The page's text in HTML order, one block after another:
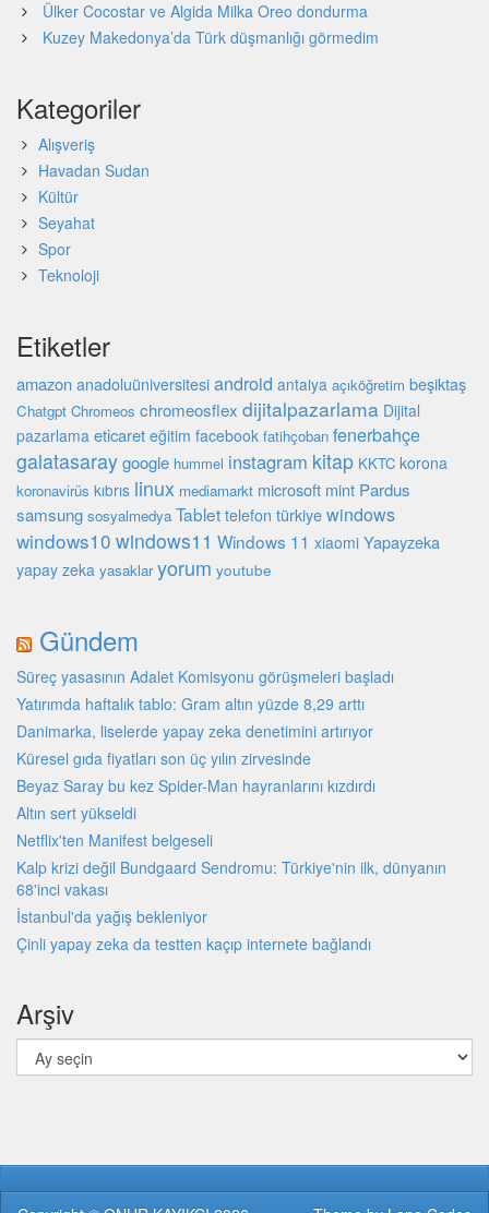
Ülker Cocostar ve Algida Milka Oreo dondurma
Kuzey Makedonya’da Türk düşmanlığı görmedim
Kategoriler
Alışveriş
Havadan Sudan
Kültür
Seyahat
Spor
Teknoloji
Etiketler
amazon anadoluüniversitesi android antalya açıköğretim beşiktaş
Chatgpt Chromeos chromeosflex dijitalpazarlama Dijital
pazarlama eticaret eğitim facebook fatihçoban fenerbahçe
galatasaraygoogle hummel instagram kitap KKTC korona
koronavirüs kıbrıs linux mediamarkt microsoft mint Pardus
samsung sosyalmedya Tablet telefon türkiyewindows
windows10 windows11 Windows 11 xiaomi Yapayzeka
yapay zeka yasaklar yorum youtube
Gündem
Süreç yasasının Adalet Komisyonu görüşmeleri başladı
Yatırımda haftalık tablo: Gram altın yüzde 8,29 arttı
Danimarka, liselerde yapay zeka denetimini artırıyor
Küresel gıda fiyatları son üç yılın zirvesinde
Beyaz Saray bu kez Spider-Man hayranlarını kızdırdı
Altın sert yükseldi
Netflix'ten Manifest belgeseli
Kalp krizi değil Bundgaard Sendromu: Türkiye'nin ilk, dünyanın
68'inci vakası
İstanbul'da yağış bekleniyor
Çinli yapay zeka da testten kaçıp internete bağlandı
Arşiv
Arşiv